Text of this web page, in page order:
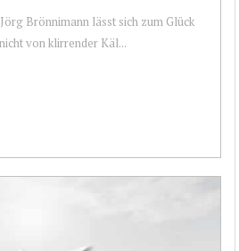
Brönnimann lässt sich zum Glück
von klirrender Käl...